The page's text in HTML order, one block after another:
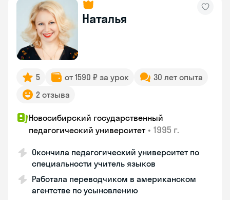
Наталья
5 от 1590 ₽ за урок
30 лет опыта
2 отзыва
Новосибирский государственный
педагогический университет • 1995 г.
Окончила педагогический университет по
специальности учитель языков
Работала переводчиком в американском
агентстве по усыновлению